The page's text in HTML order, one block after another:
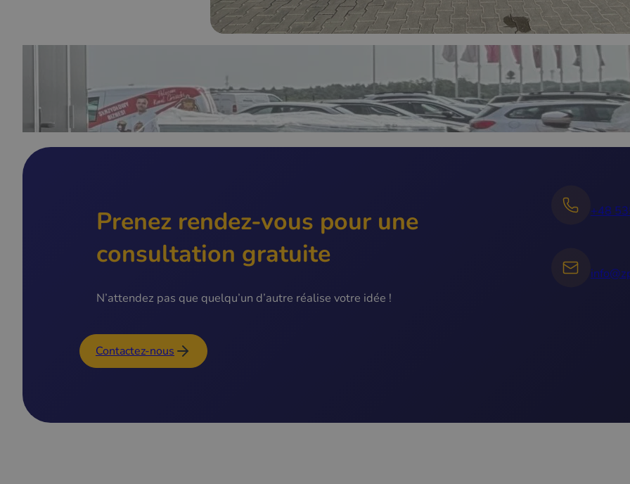
Prenez rendez-vous pour une
consultation gratuite
N’attendez pas que quelqu’un d’autre réalise votre idée !
Contactez-nous
+48